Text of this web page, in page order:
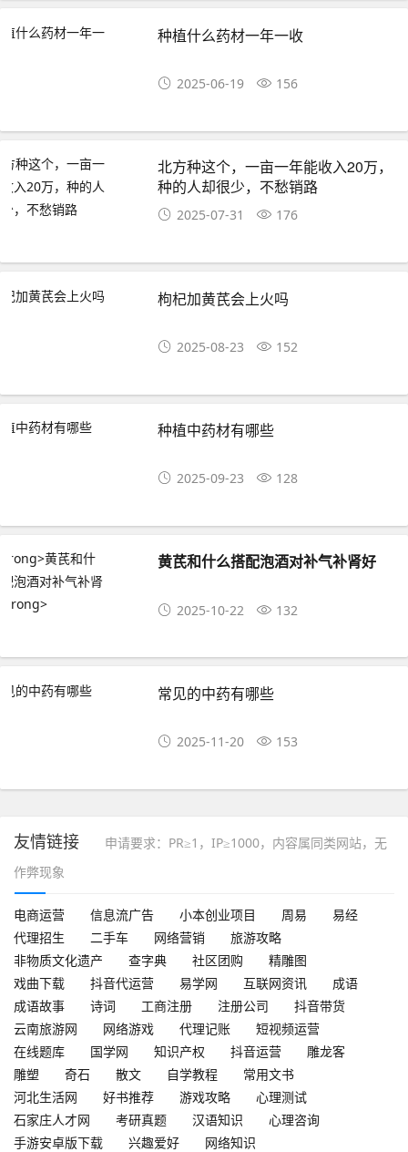
种植什么药材一年一收
2025-06-19 156
北方种这个，一亩一年能收入20万，
种的人却很少，不愁销路
2025-07-31 176
枸杞加黄芪会上火吗
2025-08-23 152
种植中药材有哪些
2025-09-23 128
黄芪和什么搭配泡酒对补气补肾好
2025-10-22 132
常见的中药有哪些
2025-11-20 153
友情链接
申请要求：PR≥1，IP≥1000，内容属同类网站，无
作弊现象
电商运营 信息流广告 小本创业项目 周易
易经
代理招生
二手车 网络营销
旅游攻略
非物质文化遗产
查字典 社区团购
精雕图
戏曲下载
抖音代运营 易学网 互联网资讯
成语
成语故事
诗词 工商注册 注册公司
抖音带货
云南旅游网
网络游戏 代理记账
短视频运营
在线题库
国学网 知识产权 抖音运营
雕龙客
雕塑
奇石 散文 自学教程
常用文书
河北生活网
好书推荐 游戏攻略
心理测试
石家庄人才网
考研真题 汉语知识
心理咨询
手游安卓版下载
兴趣爱好
网络知识